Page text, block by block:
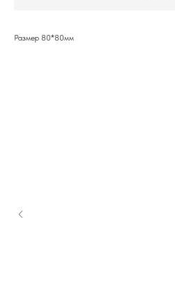
Размер 80*80мм